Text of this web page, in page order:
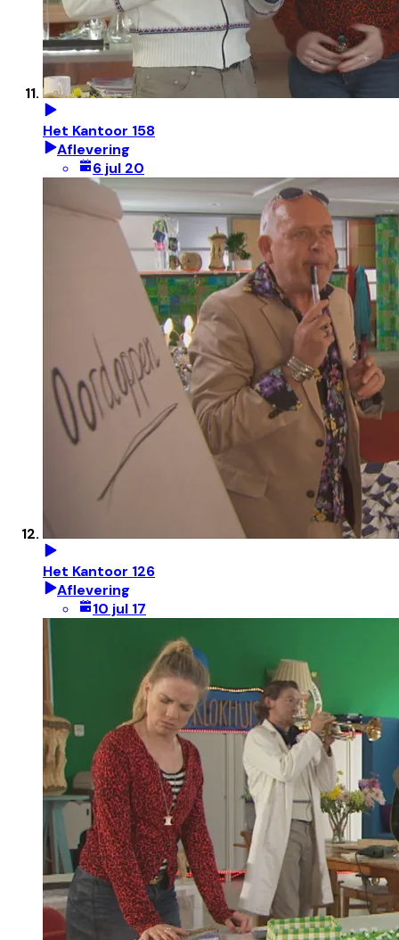
Het Kantoor 158
Aflevering
6 jul 20
Het Kantoor 126
Aflevering
10 jul 17